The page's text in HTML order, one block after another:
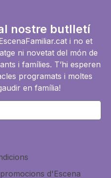
nostre butlletí
i no et
ni novetat del món de
i famílies. T’hi esperen
programats i moltes
en família!
d'Escena